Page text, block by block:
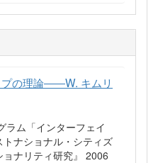
プの理論――W. キムリ
ラム「インターフェイ
ナショナル・シティズ
ナリティ研究』 2006